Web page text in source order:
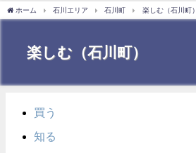
ホーム 石川エリア 石川町 楽しむ（石川町）
楽しむ（石川町）
買う
知る